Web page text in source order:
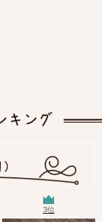
3位